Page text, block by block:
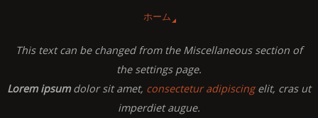
ホーム
This text can be changed from the Miscellaneous section of
the settings page.
Lorem ipsumdolor sit amet, consectetur adipiscingelit, cras ut
imperdiet augue.